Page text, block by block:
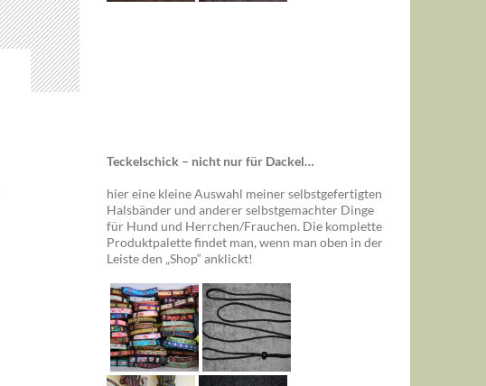
Teckelschick – nicht nur für Dackel…
hier eine kleine Auswahl meiner selbstgefertigten
Halsbänder und anderer selbstgemachter Dinge
für Hund und Herrchen/Frauchen. Die komplette
Produktpalette findet man, wenn man oben in der
Leiste den „Shop“ anklickt!